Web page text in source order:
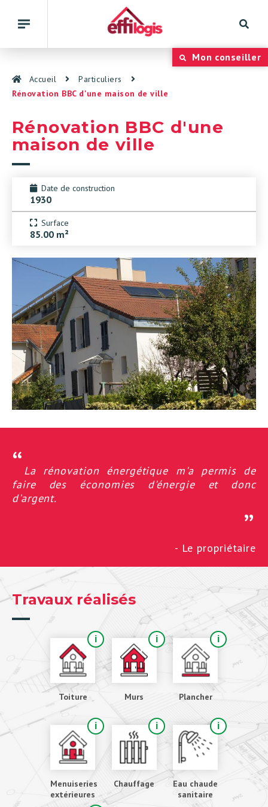
Basculer
navigation
Mon conseiller
Accueil
Particuliers
Rénovation BBC d'une maison de ville
Rénovation BBC d'une
maison de ville
Date de construction
1930
Surface
85.00 m²
La rénovation énergétique m'a permis de
faire des économies d'énergie et donc
d'argent.
Le propriétaire
Travaux réalisés
Toiture Murs Plancher
Menuiseries
extérieures
Chauffage
Eau chaude
sanitaire